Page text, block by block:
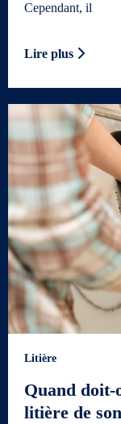
Cependant, il
Lire plus
Litière
Quand doit-
litière de